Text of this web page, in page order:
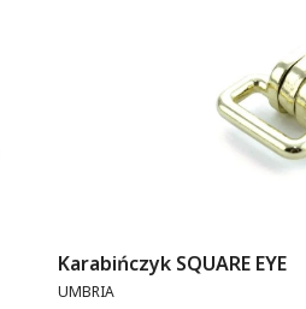
Karabińczyk SQUARE EYE
PRODUCENT
UMBRIA